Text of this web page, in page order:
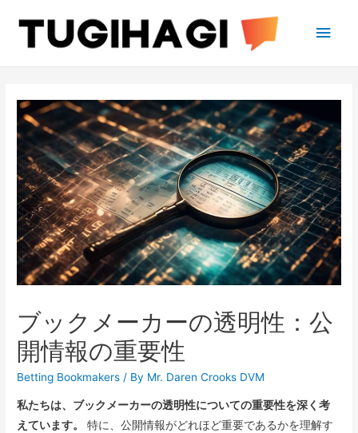
Main
ブックメーカーの透明性：公
開情報の重要性
Betting Bookmakers / By Mr. Daren Crooks DVM
私たちは、ブックメーカーの透明性についての重要性を深く考
えています。
特に、公開情報がどれほど重要であるかを理解す